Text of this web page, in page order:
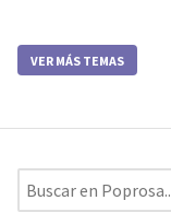
VER MÁS TEMAS